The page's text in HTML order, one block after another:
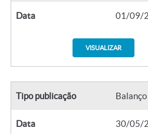
Data 01/09/
VISUALIZAR
Tipo publicação Balanço
Data 30/05/